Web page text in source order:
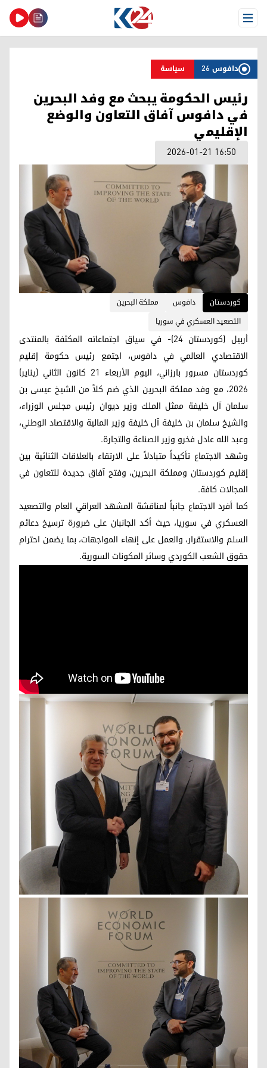
Open Menu
دافوس 26 سیاسة
رئيس الحكومة يبحث مع وفد البحرين
في دافوس آفاق التعاون والوضع
الإقليمي
2026-01-21 16:50
کوردستان دافوس
مملكة البحرين
التصعيد العسكري في سوريا
أربيل (كوردستان 24)- في سياق اجتماعاته المكثفة بالمنتدى
الاقتصادي العالمي في دافوس، اجتمع رئيس حكومة إقليم
كوردستان مسرور بارزاني، اليوم الأربعاء 21 كانون الثاني (يناير)
2026، مع وفد مملكة البحرين الذي ضم كلاً من الشيخ عيسى بن
سلمان آل خليفة ممثل الملك وزير ديوان رئيس مجلس الوزراء،
والشيخ سلمان بن خليفة آل خليفة وزير المالية والاقتصاد الوطني،
وعبد الله عادل فخرو وزير الصناعة والتجارة.
وشهد الاجتماع تأكيداً متبادلاً على الارتقاء بالعلاقات الثنائية بين
إقليم كوردستان ومملكة البحرين، وفتح آفاق جديدة للتعاون في
المجالات كافة.
كما أفرد الاجتماع جانباً لمناقشة المشهد العراقي العام والتصعيد
العسكري في سوريا، حيث أكد الجانبان على ضرورة ترسيخ دعائم
السلم والاستقرار، والعمل على إنهاء المواجهات، بما يضمن احترام
حقوق الشعب الكوردي وسائر المكونات السورية.